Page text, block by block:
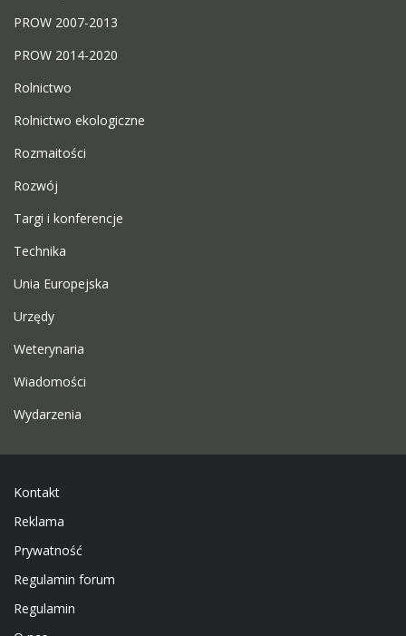
PROW 2007-2013
PROW 2014-2020
Rolnictwo
Rolnictwo ekologiczne
Rozmaitości
Rozwój
Targi i konferencje
Technika
Unia Europejska
Urzędy
Weterynaria
Wiadomości
Wydarzenia
Kontakt
Reklama
Prywatność
Regulamin forum
Regulamin